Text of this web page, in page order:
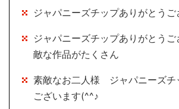
ジャパニーズチップありがとう
ジャパニーズチップありがとう
敵な作品がたくさん
素敵なお二人様 ジャパニーズチ
ございます(^^♪